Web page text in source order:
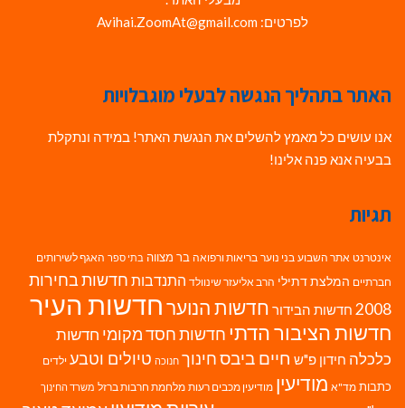
לפרטים: Avihai.ZoomAt@gmail.com
האתר בתהליך הנגשה לבעלי מוגבלויות
אנו עושים כל מאמץ להשלים את הנגשת האתר! במידה ונתקלת
בבעיה אנא פנה אלינו!
תגיות
אינטרנט אתר השבוע בני נוער בריאות ורפואה בר מצווה בתי ספר האגף לשירותים
חברתיים המלצת דתילי הרב אליעזר שינוולד התנדבות חדשות בחירות
2008 חדשות הבידור חדשות הנוערחדשות העיר
חדשות הציבור הדתי חדשות חסד מקומי חדשות
כלכלה חידון פ"ש חיים ביבסחינוך חנוכה טיולים וטבע ילדים
כתבות מד"א מודיעין מודיעין מכבים רעות מלחמת חרבות ברזל משרד החינוך